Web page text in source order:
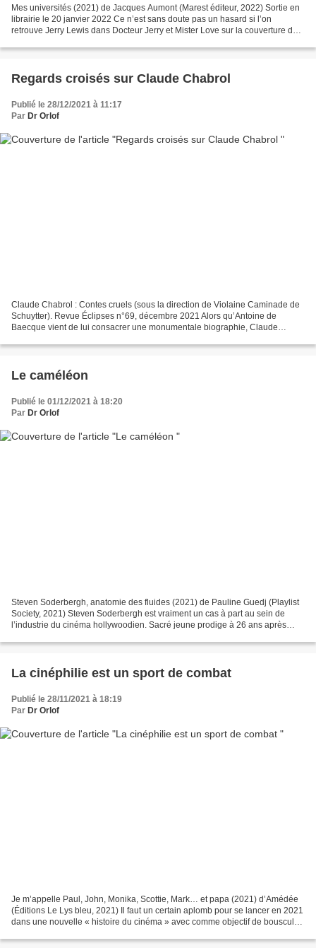
Mes universités (2021) de Jacques Aumont (Marest éditeur, 2022) Sortie en
librairie le 20 janvier 2022 Ce n’est sans doute pas un hasard si l’on
retrouve Jerry Lewis dans Docteur Jerry et Mister Love sur la couverture des
Regards croisés sur Claude Chabrol
Publié le 28/12/2021 à 11:17
Par Dr Orlof
Claude Chabrol : Contes cruels (sous la direction de Violaine Caminade de
Schuytter). Revue Éclipses n°69, décembre 2021 Alors qu’Antoine de
Baecque vient de lui consacrer une monumentale biographie, Claude
Le caméléon
Publié le 01/12/2021 à 18:20
Par Dr Orlof
Steven Soderbergh, anatomie des fluides (2021) de Pauline Guedj (Playlist
Society, 2021) Steven Soderbergh est vraiment un cas à part au sein de
l’industrie du cinéma hollywoodien. Sacré jeune prodige à 26 ans après
La cinéphilie est un sport de combat
Publié le 28/11/2021 à 18:19
Par Dr Orlof
Je m’appelle Paul, John, Monika, Scottie, Mark… et papa (2021) d’Amédée
(Éditions Le Lys bleu, 2021) Il faut un certain aplomb pour se lancer en 2021
dans une nouvelle « histoire du cinéma » avec comme objectif de bousculer